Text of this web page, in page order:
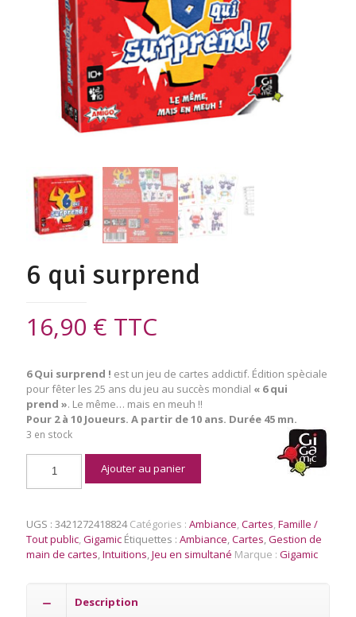
6 qui surprend
16,90 € TTC
6 Qui surprend ! est un jeu de cartes addictif. Édition spèciale
pour fêter les 25 ans du jeu au succès mondial « 6 qui
prend ». Le même… mais en meuh !!
Pour 2 à 10 Joueurs. A partir de 10 ans. Durée 45 mn.
3 en stock
6
surprend
Ajouter au panier
UGS : 3421272418824 Catégories : Ambiance Cartes Famille /
Tout public Gigamic Étiquettes : Ambiance Cartes Gestion de
main de cartes Intuitions Jeu en simultané Marque : Gigamic
Description